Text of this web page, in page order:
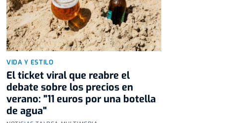
VIDA Y ESTILO
El ticket viral que reabre el
debate sobre los precios en
verano: "11 euros por una botella
de agua"